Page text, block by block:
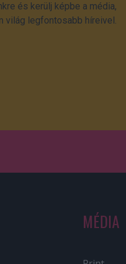
és kerülj képbe a média,
világ legfontosabb híreivel.
MÉDIA